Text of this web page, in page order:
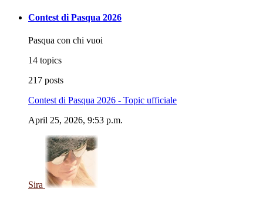
Contest di Pasqua 2026
Pasqua con chi vuoi
14 topics
217 posts
Contest di Pasqua 2026 - Topic ufficiale
April 25, 2026, 9:53 p.m.
Sira